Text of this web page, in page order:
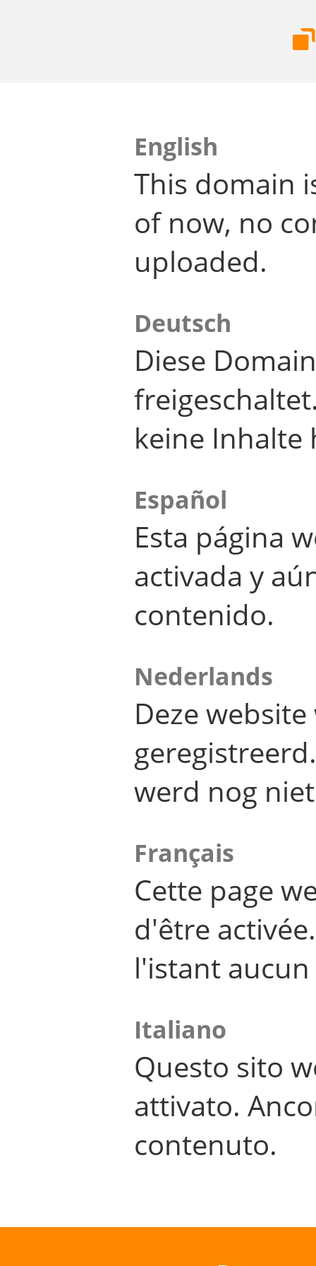
English
This domain
of now, no
uploaded.
Deutsch
Diese
keine Inhalte
Español
Esta página
activada y
contenido.
Nederlands
Deze
werd nog
Français
Cette page
d'être
l'istant
Italiano
Questo sito
attivato.
contenuto.